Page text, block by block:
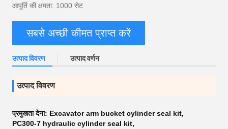
आपूर्ति की क्षमता: 1000 सेट
सबसे अच्छी कीमत प्राप्त करें
उत्पाद विवरण उत्पाद वर्णन
उत्पाद विवरण
प्रमुखता देना: Excavator arm bucket cylinder seal kit,
PC300-7 hydraulic cylinder seal kit,